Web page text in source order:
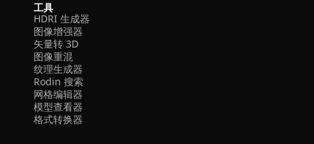
工具
HDRI 生成器
图像增强器
矢量转 3D
图像重混
纹理生成器
Rodin 搜索
网格编辑器
模型查看器
格式转换器